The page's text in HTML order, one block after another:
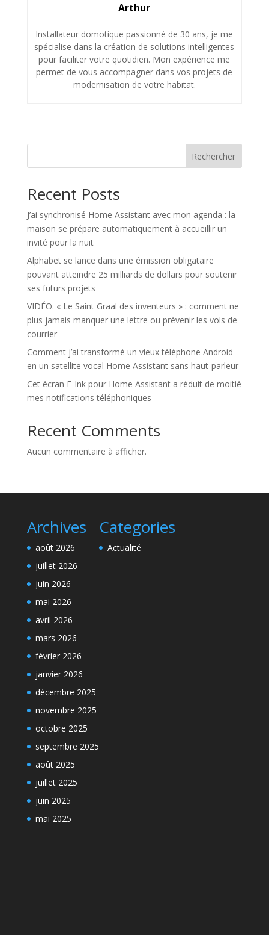
Arthur
Installateur domotique passionné de 30 ans, je me
spécialise dans la création de solutions intelligentes
pour faciliter votre quotidien. Mon expérience me
permet de vous accompagner dans vos projets de
modernisation de votre habitat.
Rechercher
Recent Posts
J’ai synchronisé Home Assistant avec mon agenda : la
maison se prépare automatiquement à accueillir un
invité pour la nuit
Alphabet se lance dans une émission obligataire
pouvant atteindre 25 milliards de dollars pour soutenir
ses futurs projets
VIDÉO. « Le Saint Graal des inventeurs » : comment ne
plus jamais manquer une lettre ou prévenir les vols de
courrier
Comment j’ai transformé un vieux téléphone Android
en un satellite vocal Home Assistant sans haut-parleur
Cet écran E-Ink pour Home Assistant a réduit de moitié
mes notifications téléphoniques
Recent Comments
Aucun commentaire à afficher.
Archives
août 2026
juillet 2026
juin 2026
mai 2026
avril 2026
mars 2026
février 2026
janvier 2026
décembre 2025
novembre 2025
octobre 2025
septembre 2025
août 2025
juillet 2025
juin 2025
mai 2025
Categories
Actualité